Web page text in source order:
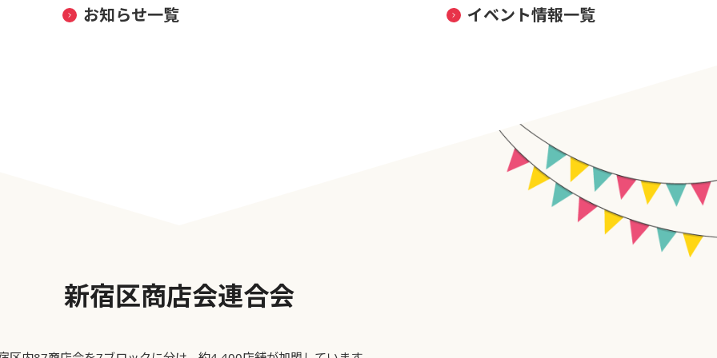
お知らせ一覧 イベント情報一覧
新宿区商店会連合会